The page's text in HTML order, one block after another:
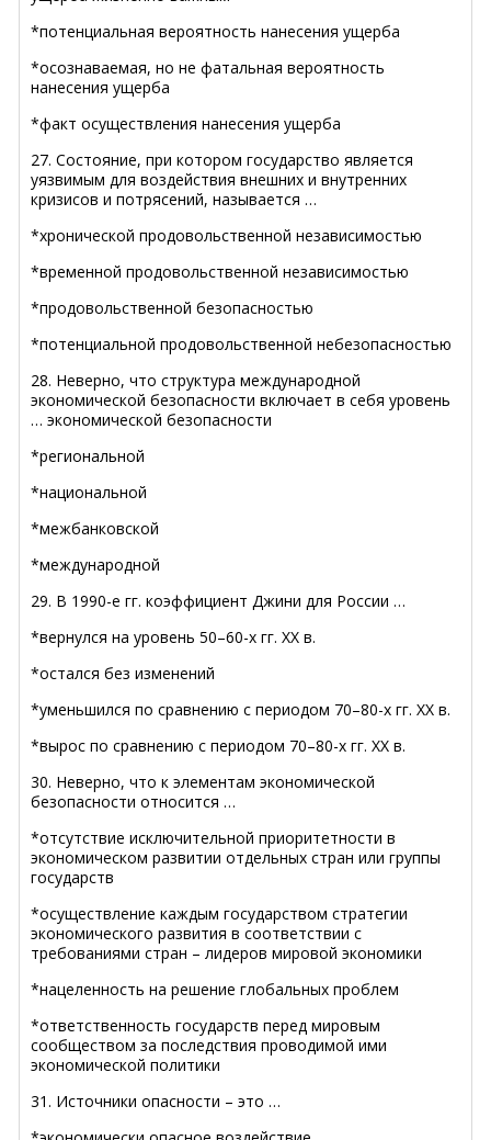
*потенциальная вероятность нанесения ущерба
*осознаваемая, но не фатальная вероятность
нанесения ущерба
*факт осуществления нанесения ущерба
27. Состояние, при котором государство является
уязвимым для воздействия внешних и внутренних
кризисов и потрясений, называется …
*хронической продовольственной независимостью
*временной продовольственной независимостью
*продовольственной безопасностью
*потенциальной продовольственной небезопасностью
28. Неверно, что структура международной
экономической безопасности включает в себя уровень
… экономической безопасности
*региональной
*национальной
*межбанковской
*международной
29. В 1990-е гг. коэффициент Джини для России …
*вернулся на уровень 50–60-х гг. ХХ в.
*остался без изменений
*уменьшился по сравнению с периодом 70–80-х гг. ХХ в.
*вырос по сравнению с периодом 70–80-х гг. ХХ в.
30. Неверно, что к элементам экономической
безопасности относится …
*отсутствие исключительной приоритетности в
экономическом развитии отдельных стран или группы
государств
*осуществление каждым государством стратегии
экономического развития в соответствии с
требованиями стран – лидеров мировой экономики
*нацеленность на решение глобальных проблем
*ответственность государств перед мировым
сообществом за последствия проводимой ими
экономической политики
31. Источники опасности – это …